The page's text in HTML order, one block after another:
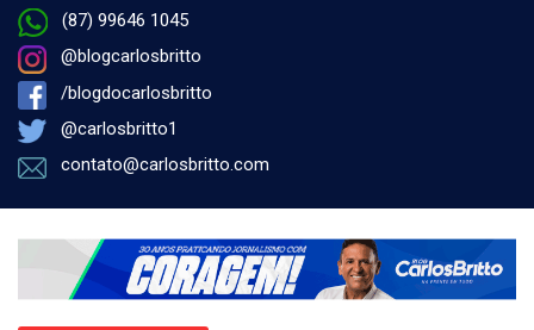
(87) 99646 1045
@blogcarlosbritto
/blogdocarlosbritto
@carlosbritto1
contato@carlosbritto.com